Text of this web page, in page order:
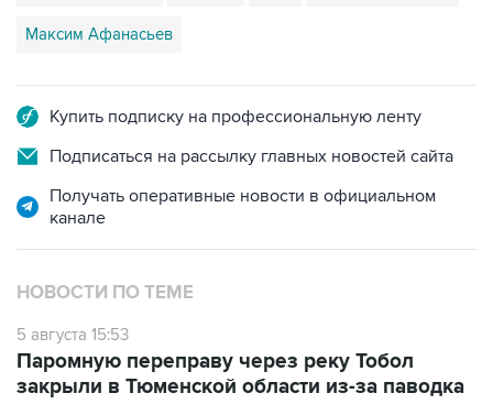
Максим Афанасьев
Купить подписку на профессиональную ленту
Подписаться на рассылку главных новостей сайта
Получать оперативные новости в официальном
канале
НОВОСТИ ПО ТЕМЕ
5 августа 15:53
Паромную переправу через реку Тобол
закрыли в Тюменской области из-за паводка